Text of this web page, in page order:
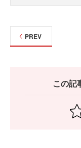
PREV
この記